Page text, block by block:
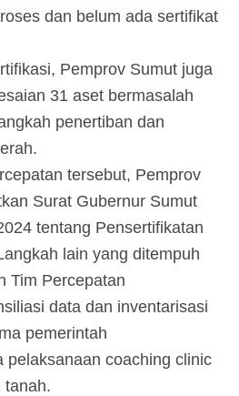
dan belum ada sertifikat
Pemprov Sumut juga
31 aset bermasalah
penertiban dan
tersebut, Pemprov
Surat Gubernur Sumut
tentang Pensertifikatan
lain yang ditempuh
Tim Percepatan
data dan inventarisasi
pemerintah
pelaksanaan coaching clinic
tanah.